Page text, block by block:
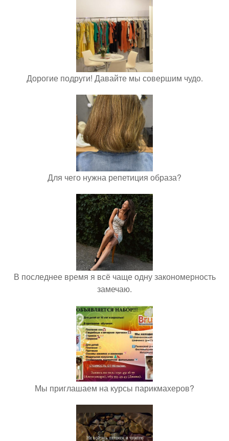
Дорогие подруги! Давайте мы совершим чудо.
Для чего нужна репетиция образа?
В последнее время я всё чаще одну закономерность
замечаю.
Мы приглашаем на курсы парикмахеров?